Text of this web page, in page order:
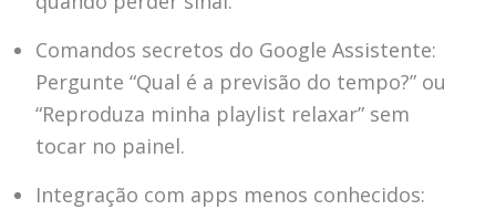
Comandos secretos do Google Assistente:
Pergunte “Qual é a previsão do tempo?” ou
“Reproduza minha playlist relaxar” sem
tocar no painel.
Integração com apps menos conhecidos: